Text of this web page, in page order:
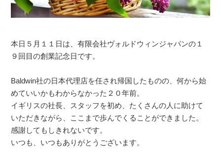
本日５月１１日は、有限会社ヴォルドウィンジャパンの１
９回目の創業記念日です。
Baldwin社の日本代理店を任され帰国したものの、何から始
めていいかもわからなかった２０年前。
イギリスの社長、スタッフを初め、たくさんの人に助けて
いただきながら、ここまで歩んでくることができました。
感謝してもしきれないです。
いつも、いつもありがとうございます。